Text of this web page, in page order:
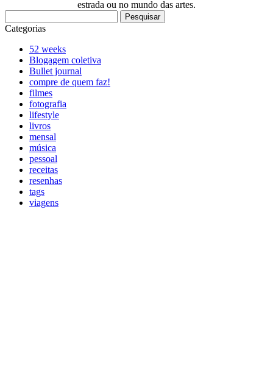
estrada ou no mundo das artes.
por:
Categorias
52 weeks
Blogagem coletiva
Bullet journal
compre de quem faz!
filmes
fotografia
lifestyle
livros
mensal
música
pessoal
receitas
resenhas
tags
viagens